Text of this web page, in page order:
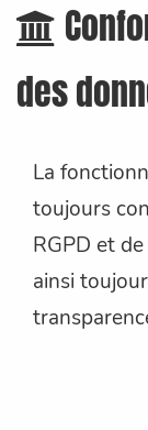
des
La
toujours
RGPD et
ainsi